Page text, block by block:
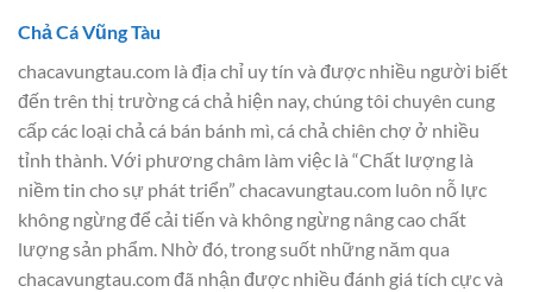
Chả Cá Vũng Tàu
chacavungtau.com là địa chỉ uy tín và được nhiều người biết
đến trên thị trường cá chả hiện nay, chúng tôi chuyên cung
cấp các loại chả cá bán bánh mì, cá chả chiên chợ ở nhiều
tỉnh thành. Với phương châm làm việc là “Chất lượng là
niềm tin cho sự phát triển” chacavungtau.com luôn nỗ lực
không ngừng để cải tiến và không ngừng nâng cao chất
lượng sản phẩm. Nhờ đó, trong suốt những năm qua
chacavungtau.com đã nhận được nhiều đánh giá tích cực và